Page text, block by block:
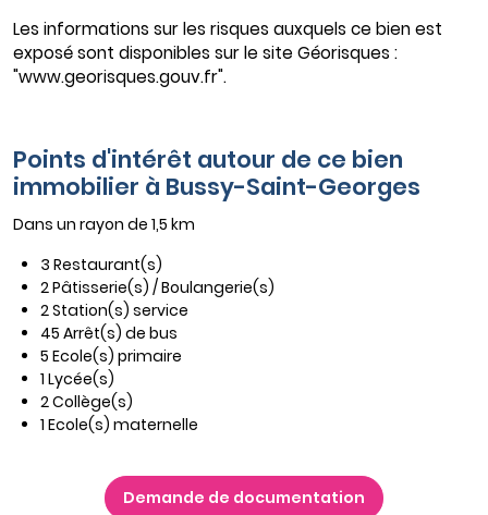
Les informations sur les risques auxquels ce bien est
exposé sont disponibles sur le site Géorisques :
"www.georisques.gouv.fr".
Points d'intérêt autour de ce bien
immobilier à Bussy-Saint-Georges
Dans un rayon de 1,5 km
3 Restaurant(s)
2 Pâtisserie(s) / Boulangerie(s)
2 Station(s) service
45 Arrêt(s) de bus
5 Ecole(s) primaire
1 Lycée(s)
2 Collège(s)
1 Ecole(s) maternelle
Demande de documentation